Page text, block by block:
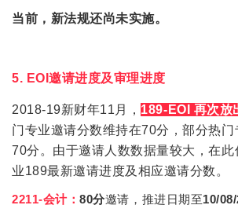
当前，新法规还尚未实施。
5. EOI邀请进度及审理进度
2018-19新财年11月， 189-EOI 再次放
门专业邀请分数维持在70分，部分热
70分。由于邀请人数数据量较大，在此
业189最新邀请进度及相应邀请分数。
2211-会计：80分邀请 ， 推进日期至10/